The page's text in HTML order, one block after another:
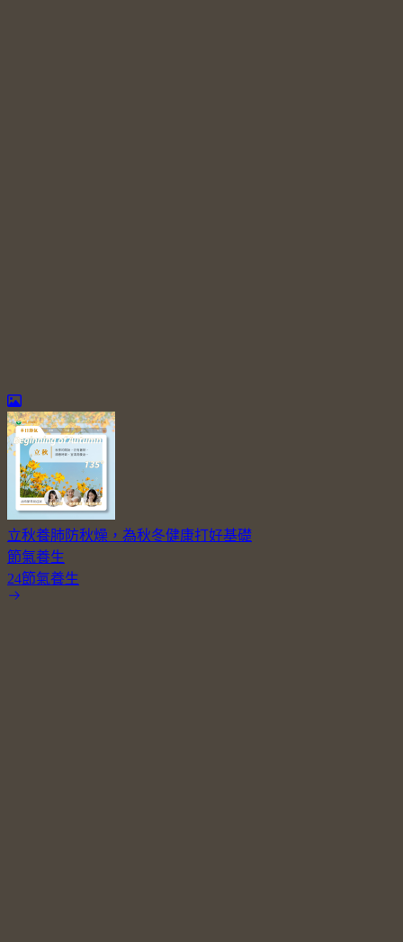
立秋養肺防秋燥，為秋冬健康打好基礎
節氣養生
24節氣養生